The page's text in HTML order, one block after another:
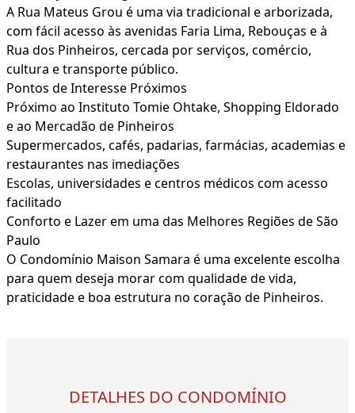
A Rua Mateus Grou é uma via tradicional e arborizada,
com fácil acesso às avenidas Faria Lima, Rebouças e à
Rua dos Pinheiros, cercada por serviços, comércio,
cultura e transporte público.
Pontos de Interesse Próximos
Próximo ao Instituto Tomie Ohtake, Shopping Eldorado
e ao Mercadão de Pinheiros
Supermercados, cafés, padarias, farmácias, academias e
restaurantes nas imediações
Escolas, universidades e centros médicos com acesso
facilitado
Conforto e Lazer em uma das Melhores Regiões de São
Paulo
O Condomínio Maison Samara é uma excelente escolha
para quem deseja morar com qualidade de vida,
praticidade e boa estrutura no coração de Pinheiros.
DETALHES DO CONDOMÍNIO